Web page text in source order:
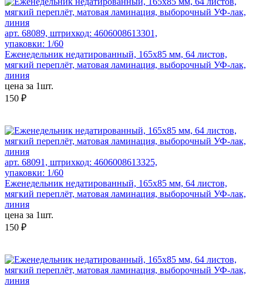
арт. 68089, штрихкод: 4606008613301,
упаковки: 1/60
Еженедельник недатированный, 165х85 мм, 64 листов,
мягкий переплёт, матовая ламинация, выборочный УФ-лак,
линия
цена за 1шт.
150 ₽
арт. 68091, штрихкод: 4606008613325,
упаковки: 1/60
Еженедельник недатированный, 165х85 мм, 64 листов,
мягкий переплёт, матовая ламинация, выборочный УФ-лак,
линия
цена за 1шт.
150 ₽